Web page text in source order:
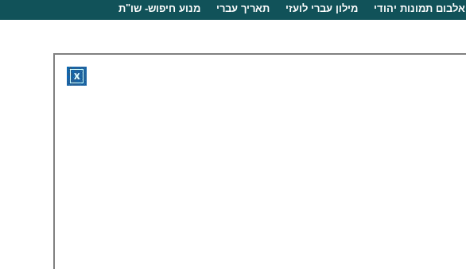
אלבום תמונות יהודי מילון עברי לועזי תאריך עברי מנוע חיפוש- שו"ת